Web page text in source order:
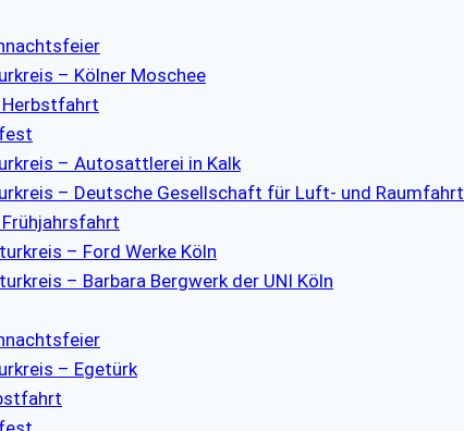
– Kölner Moschee
Herbstfahrt
– Autosattlerei in Kalk
– Deutsche Gesellschaft für Luft- und Raumfahrt
Frühjahrsfahrt
– Ford Werke Köln
– Barbara Bergwerk der UNI Köln
– Egetürk